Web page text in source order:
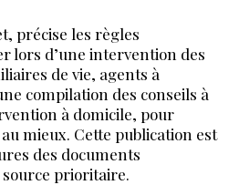
précise les règles
lors d’une intervention des
de vie, agents à
compilation des conseils à
à domicile, pour
mieux. Cette publication est
des documents
prioritaire.